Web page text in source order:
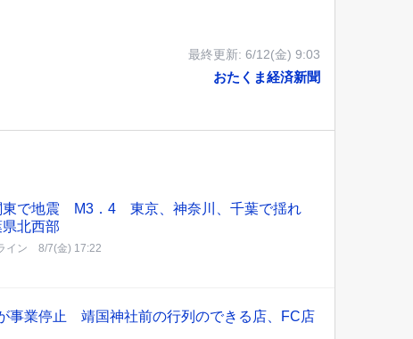
最終更新: 6/12(金) 9:03
おたくま経済新聞
東で地震 M3．4 東京、神奈川、千葉で揺れ
北西部
イン 8/7(金) 17:22
事業停止 靖国神社前の行列のできる店、FC店